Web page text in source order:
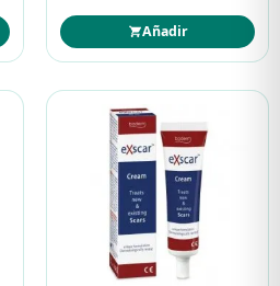
Añadir